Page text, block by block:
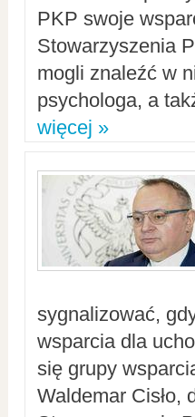
PKP swoje
Stowarzyszenia
mogli znaleźć w
psychologa, a
więcej »
sygnalizować,
wsparcia dla
się grupy
Waldemar Cisło,